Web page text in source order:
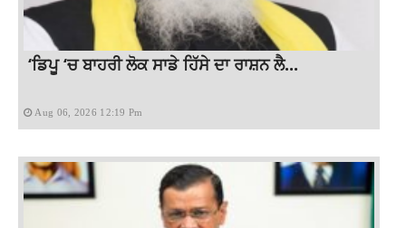
‘ਡਿਪੂ ‘ਚ ਬਾਹਰੀ ਲੋਕ ਸਾਡੇ ਹਿੱਸੇ ਦਾ ਰਾਸ਼ਨ ਲੈ...
Aug 06, 2026 12:19 Pm